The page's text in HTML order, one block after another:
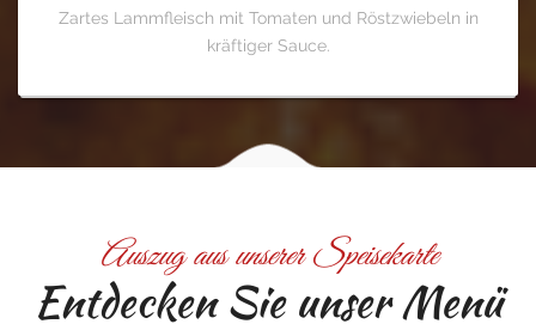
Zartes Lammfleisch mit Tomaten und Röstzwiebeln in
kräftiger Sauce.
Auszug aus unserer Speisekarte
Entdecken Sie unser Menü